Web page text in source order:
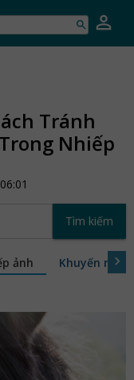
Tránh
Nhiếp
Tìm kiếm
ảnh Khuyến mãi